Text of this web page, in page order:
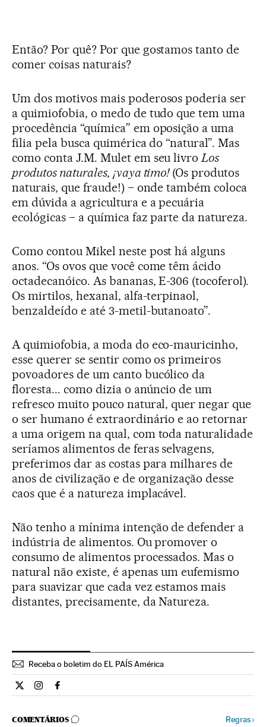
Então? Por quê? Por que gostamos tanto de
comer coisas naturais?
Um dos motivos mais poderosos poderia ser
a quimiofobia, o medo de tudo que tem uma
procedência “química” em oposição a uma
filia pela busca quimérica do “natural”. Mas
como conta J.M. Mulet em seu livroLos
produtos naturales, ¡vaya timo! (Os produtos
naturais, que fraude!) – onde também coloca
em dúvida a agricultura e a pecuária
ecológicas – a química faz parte da natureza.
Como contou Mikel neste post há alguns
anos. “Os ovos que você come têm ácido
octadecanóico. As bananas, E-306 (tocoferol).
Os mirtilos, hexanal, alfa-terpinaol,
benzaldeído e até 3-metil-butanoato”.
A quimiofobia, a moda do eco-mauricinho,
esse querer se sentir como os primeiros
povoadores de um canto bucólico da
floresta... como dizia o anúncio de um
refresco muito pouco natural, quer negar que
o ser humano é extraordinário e ao retornar
a uma origem na qual, com toda naturalidade
seríamos alimentos de feras selvagens,
preferimos dar as costas para milhares de
anos de civilização e de organização desse
caos que é a natureza implacável.
Não tenho a mínima intenção de defender a
indústria de alimentos. Ou promover o
consumo de alimentos processados. Mas o
natural não existe, é apenas um eufemismo
para suavizar que cada vez estamos mais
distantes, precisamente, da Natureza.
Receba o boletim do EL PAÍS América
Estilo El País Brasil en Twitter
Estilo El País Brasil en Instagram
Estilo El País Brasil en Facebook
COMENTÁRIOS
COMENTÁRIOS Regras›